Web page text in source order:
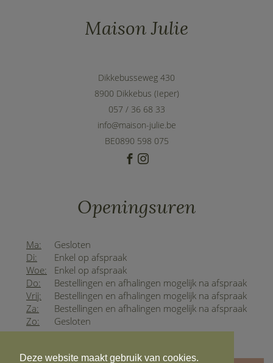
Deze website maakt gebruik van cookies.
Maison Julie
Dikkebusseweg 430
8900 Dikkebus (Ieper)
057 / 36 68 33
info@maison-julie.be
BE0890 598 075
Openingsuren
Ma:
Gesloten
Di:
Enkel op afspraak
Woe:
Enkel op afspraak
Do:
Bestellingen en afhalingen mogelijk na afspraak
Vrij:
Bestellingen en afhalingen mogelijk na afspraak
Za:
Bestellingen en afhalingen mogelijk na afspraak
Zo:
Gesloten